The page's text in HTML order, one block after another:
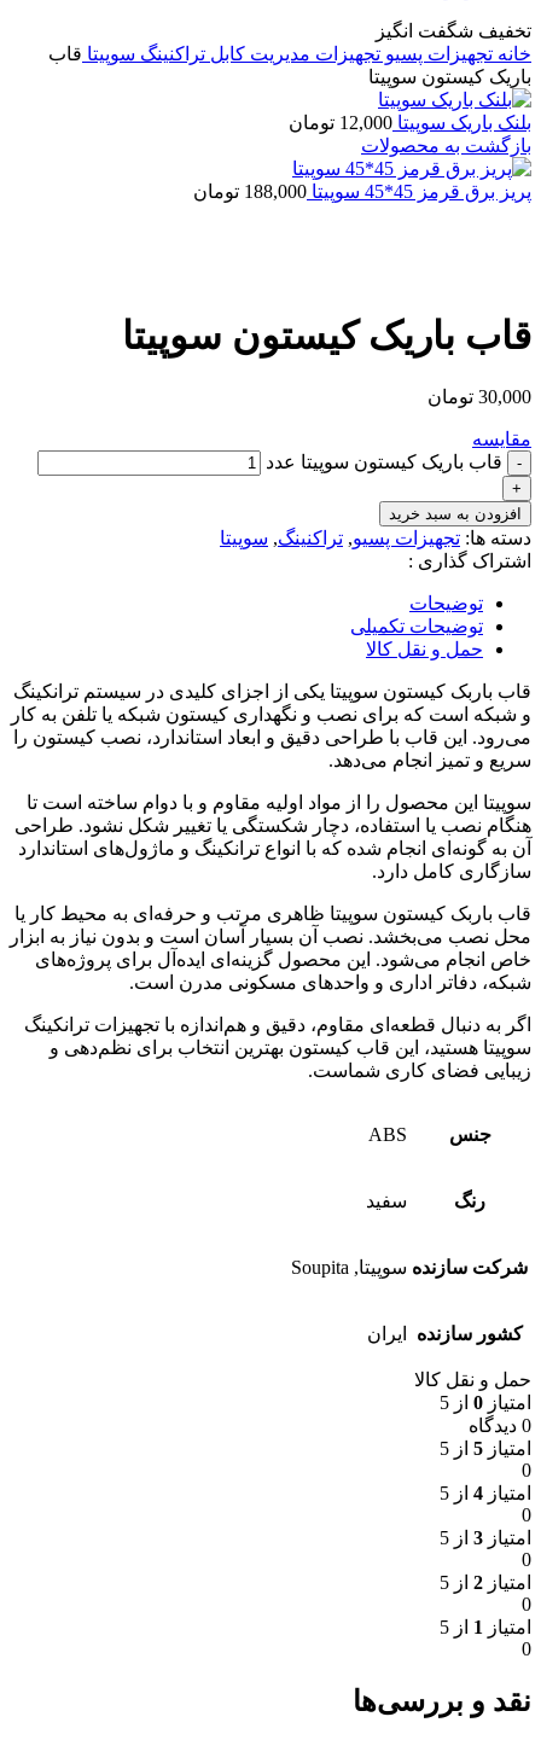
تخفیف شگفت انگیز
خانه تجهیزات پسیو تجهیزات مدیریت کابل تراکنینگ سوپیتا قاب
باریک کیستون سوپیتا
بلنک باریک سوپیتا 12,000 تومان
بازگشت به محصولات
پریز برق قرمز 45*45 سوپیتا 188,000 تومان
قاب باریک کیستون سوپیتا
30,000 تومان
مقایسه
قاب باریک کیستون سوپیتا عدد
افزودن به سبد خرید
دسته ها: تجهیزات پسیو, تراکنینگ, سوپیتا
اشتراک گذاری :
توضیحات
توضیحات تکمیلی
حمل و نقل کالا
قاب باربک کیستون سوپیتا یکی از اجزای کلیدی در سیستم ترانکینگ
و شبکه است که برای نصب و نگهداری کیستون شبکه یا تلفن به کار
می‌رود. این قاب با طراحی دقیق و ابعاد استاندارد، نصب کیستون را
سریع و تمیز انجام می‌دهد.
سوپیتا این محصول را از مواد اولیه مقاوم و با دوام ساخته است تا
هنگام نصب یا استفاده، دچار شکستگی یا تغییر شکل نشود. طراحی
آن به گونه‌ای انجام شده که با انواع ترانکینگ و ماژول‌های استاندارد
سازگاری کامل دارد.
قاب باربک کیستون سوپیتا ظاهری مرتب و حرفه‌ای به محیط کار یا
محل نصب می‌بخشد. نصب آن بسیار آسان است و بدون نیاز به ابزار
خاص انجام می‌شود. این محصول گزینه‌ای ایده‌آل برای پروژه‌های
شبکه، دفاتر اداری و واحدهای مسکونی مدرن است.
اگر به دنبال قطعه‌ای مقاوم، دقیق و هم‌اندازه با تجهیزات ترانکینگ
سوپیتا هستید، این قاب کیستون بهترین انتخاب برای نظم‌دهی و
زیبایی فضای کاری شماست.
جنس ABS
رنگ سفید
شرکت سازنده سوپیتا, Soupita
کشور سازنده ایران
حمل و نقل کالا
امتیاز 0 از 5
0 دیدگاه
امتیاز 5 از 5
0
امتیاز 4 از 5
0
امتیاز 3 از 5
0
امتیاز 2 از 5
0
امتیاز 1 از 5
0
نقد و بررسی‌ها